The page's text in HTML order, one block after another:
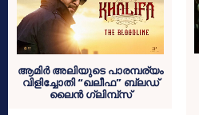
ആമിർ അലിയുടെ പാരമ്പര്യം
വിളിച്ചോതി “ഖലീഫ” ബ്ലഡ്
ലൈൻ ഗ്ലിമ്പ്സ്